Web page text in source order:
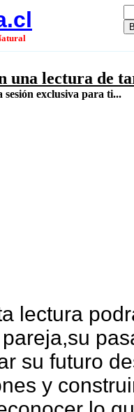
una lectura de
exclusiva para ti...
lectura
su futuro
y